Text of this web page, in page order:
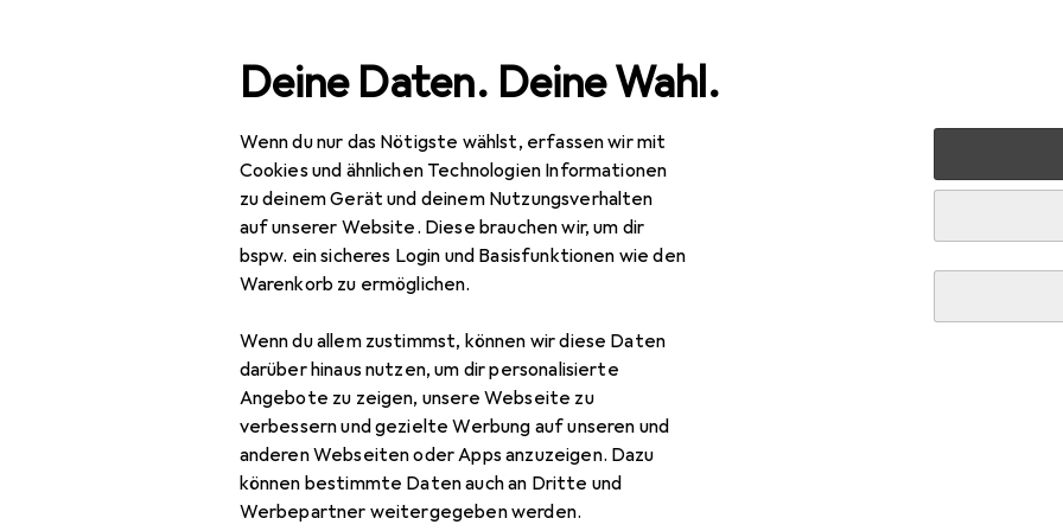
Deine Daten. Deine Wahl.
Wenn du nur das Nötigste wählst, erfassen wir mit
Cookies und ähnlichen Technologien Informationen
zu deinem Gerät und deinem Nutzungsverhalten
auf unserer Website. Diese brauchen wir, um dir
bspw. ein sicheres Login und Basisfunktionen wie den
Warenkorb zu ermöglichen.
Wenn du allem zustimmst, können wir diese Daten
darüber hinaus nutzen, um dir personalisierte
Angebote zu zeigen, unsere Webseite zu
verbessern und gezielte Werbung auf unseren und
anderen Webseiten oder Apps anzuzeigen. Dazu
können bestimmte Daten auch an Dritte und
Werbepartner weitergegeben werden.
Navigation nach Kategorien Gesamtsortiment Spielzeug Babyspielzeug